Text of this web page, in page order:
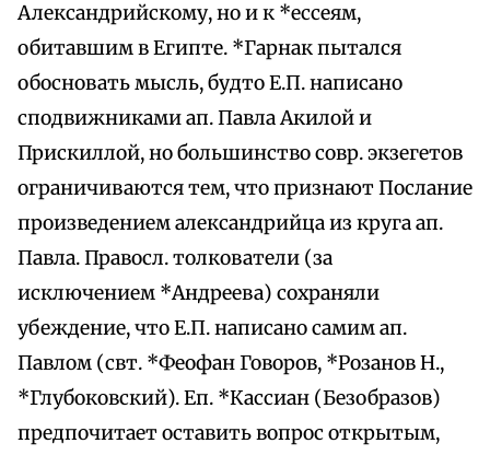
Александрийскому, но и к *ессеям,
обитавшим в Египте. *Гарнак пытался
обосновать мысль, будто Е.П. написано
сподвижниками ап. Павла Акилой и
Прискиллой, но большинство совр. экзегетов
ограничиваются тем, что признают Послание
произведением александрийца из круга ап.
Павла. Правосл. толкователи (за
исключением *Андреева) сохраняли
убеждение, что Е.П. написано самим ап.
Павлом (свт. *Феофан Говоров, *Розанов Н.,
*Глубоковский). Еп. *Кассиан (Безобразов)
предпочитает оставить вопрос открытым,